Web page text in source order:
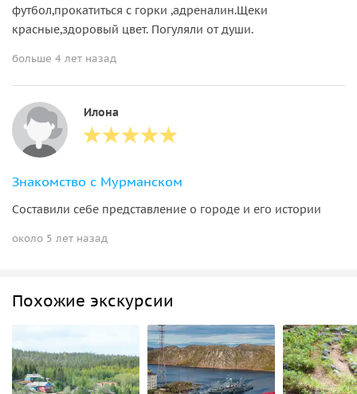
футбол,прокатиться с горки ,адреналин.Щеки
красные,здоровый цвет. Погуляли от души.
больше 4 лет назад
Илона
Знакомство с Мурманском
Составили себе представление о городе и его истории
около 5 лет назад
Похожие экскурсии